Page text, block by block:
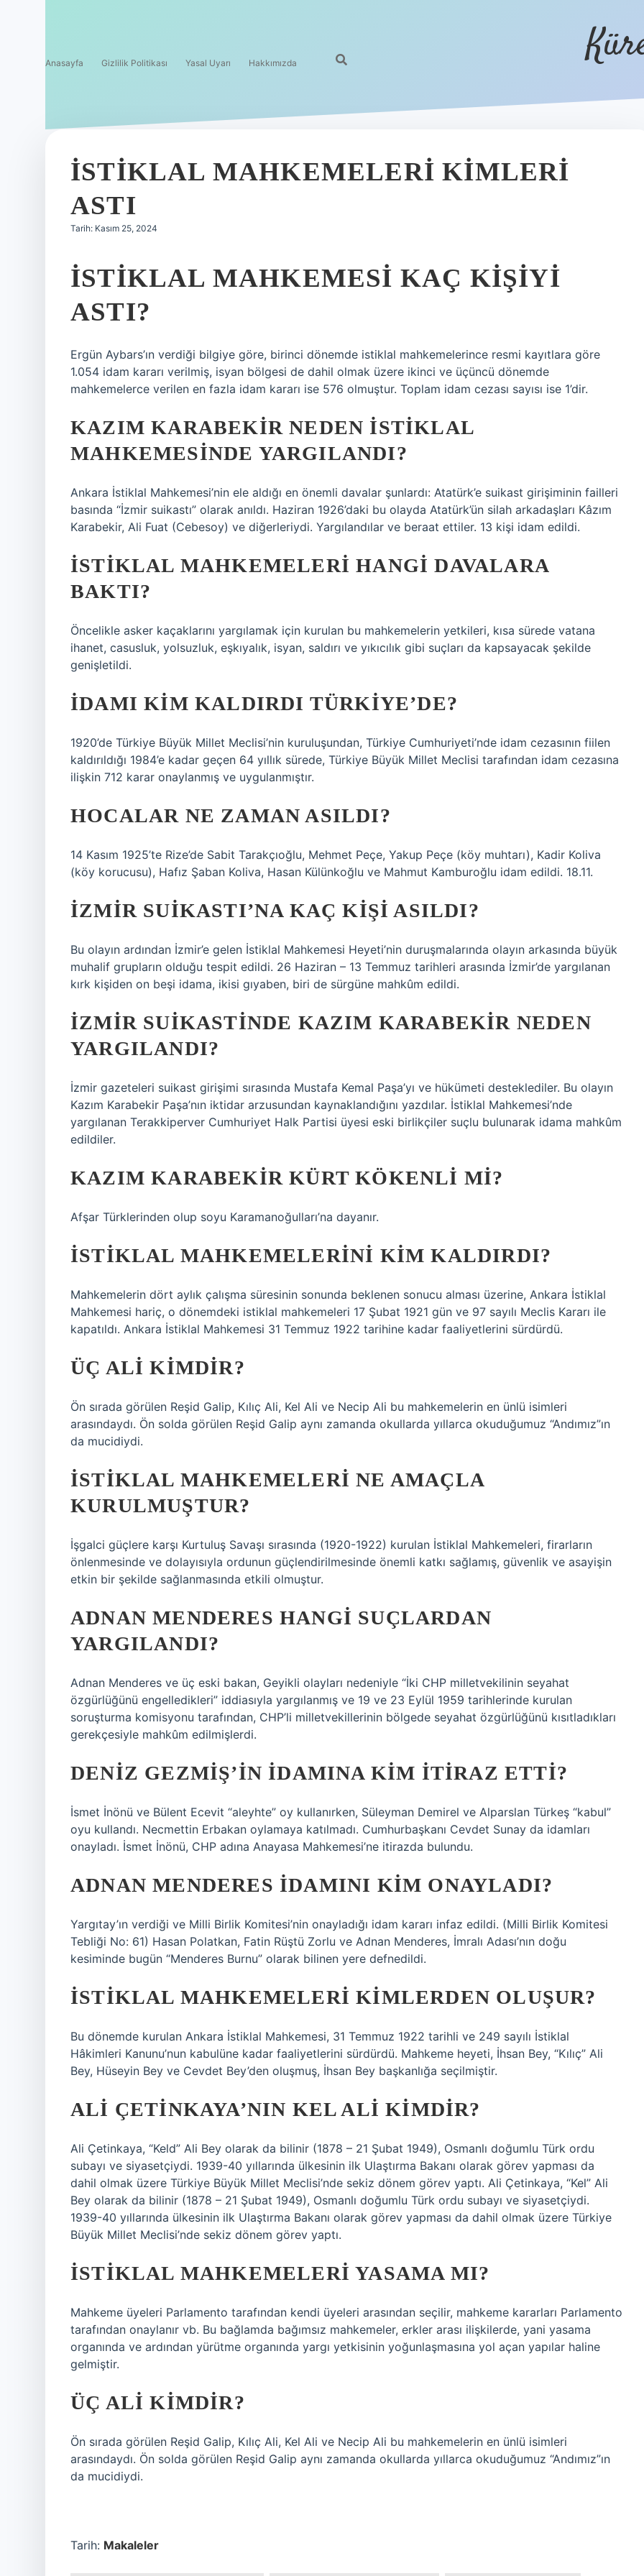
Anasayfa Gizlilik Politikası Yasal Uyarı Hakkımızda
İSTIKLAL MAHKEMELERI KIMLERI
ASTI
Tarih: Kasım 25, 2024
İSTIKLAL MAHKEMESI KAÇ KIŞIYI
ASTI?
Ergün Aybars’ın verdiği bilgiye göre, birinci dönemde istiklal mahkemelerince resmi kayıtlara göre
1.054 idam kararı verilmiş, isyan bölgesi de dahil olmak üzere ikinci ve üçüncü dönemde
mahkemelerce verilen en fazla idam kararı ise 576 olmuştur. Toplam idam cezası sayısı ise 1’dir.
KAZIM KARABEKIR NEDEN İSTIKLAL
MAHKEMESINDE YARGILANDI?
Ankara İstiklal Mahkemesi’nin ele aldığı en önemli davalar şunlardı: Atatürk’e suikast girişiminin failleri
basında “İzmir suikastı” olarak anıldı. Haziran 1926’daki bu olayda Atatürk’ün silah arkadaşları Kâzım
Karabekir, Ali Fuat (Cebesoy) ve diğerleriydi. Yargılandılar ve beraat ettiler. 13 kişi idam edildi.
İSTIKLAL MAHKEMELERI HANGI DAVALARA
BAKTI?
Öncelikle asker kaçaklarını yargılamak için kurulan bu mahkemelerin yetkileri, kısa sürede vatana
ihanet, casusluk, yolsuzluk, eşkıyalık, isyan, saldırı ve yıkıcılık gibi suçları da kapsayacak şekilde
genişletildi.
İDAMI KIM KALDIRDI TÜRKIYE’DE?
1920’de Türkiye Büyük Millet Meclisi’nin kuruluşundan, Türkiye Cumhuriyeti’nde idam cezasının fiilen
kaldırıldığı 1984’e kadar geçen 64 yıllık sürede, Türkiye Büyük Millet Meclisi tarafından idam cezasına
ilişkin 712 karar onaylanmış ve uygulanmıştır.
HOCALAR NE ZAMAN ASILDI?
14 Kasım 1925’te Rize’de Sabit Tarakçıoğlu, Mehmet Peçe, Yakup Peçe (köy muhtarı), Kadir Koliva
(köy korucusu), Hafız Şaban Koliva, Hasan Külünkoğlu ve Mahmut Kamburoğlu idam edildi. 18.11.
İZMIR SUIKASTI’NA KAÇ KIŞI ASILDI?
Bu olayın ardından İzmir’e gelen İstiklal Mahkemesi Heyeti’nin duruşmalarında olayın arkasında büyük
muhalif grupların olduğu tespit edildi. 26 Haziran – 13 Temmuz tarihleri ​​arasında İzmir’de yargılanan
kırk kişiden on beşi idama, ikisi gıyaben, biri de sürgüne mahkûm edildi.
İZMIR SUIKASTINDE KAZIM KARABEKIR NEDEN
YARGILANDI?
İzmir gazeteleri suikast girişimi sırasında Mustafa Kemal Paşa’yı ve hükümeti desteklediler. Bu olayın
Kazım Karabekir Paşa’nın iktidar arzusundan kaynaklandığını yazdılar. İstiklal Mahkemesi’nde
yargılanan Terakkiperver Cumhuriyet Halk Partisi üyesi eski birlikçiler suçlu bulunarak idama mahkûm
edildiler.
KAZIM KARABEKIR KÜRT KÖKENLI MI?
Afşar Türklerinden olup soyu Karamanoğulları’na dayanır.
İSTIKLAL MAHKEMELERINI KIM KALDIRDI?
Mahkemelerin dört aylık çalışma süresinin sonunda beklenen sonucu alması üzerine, Ankara İstiklal
Mahkemesi hariç, o dönemdeki istiklal mahkemeleri 17 Şubat 1921 gün ve 97 sayılı Meclis Kararı ile
kapatıldı. Ankara İstiklal Mahkemesi 31 Temmuz 1922 tarihine kadar faaliyetlerini sürdürdü.
ÜÇ ALI KIMDIR?
Ön sırada görülen Reşid Galip, Kılıç Ali, Kel Ali ve Necip Ali bu mahkemelerin en ünlü isimleri
arasındaydı. Ön solda görülen Reşid Galip aynı zamanda okullarda yıllarca okuduğumuz “Andımız”ın
da mucidiydi.
İSTIKLAL MAHKEMELERI NE AMAÇLA
KURULMUŞTUR?
İşgalci güçlere karşı Kurtuluş Savaşı sırasında (1920-1922) kurulan İstiklal Mahkemeleri, firarların
önlenmesinde ve dolayısıyla ordunun güçlendirilmesinde önemli katkı sağlamış, güvenlik ve asayişin
etkin bir şekilde sağlanmasında etkili olmuştur.
ADNAN MENDERES HANGI SUÇLARDAN
YARGILANDI?
Adnan Menderes ve üç eski bakan, Geyikli olayları nedeniyle “İki CHP milletvekilinin seyahat
özgürlüğünü engelledikleri” iddiasıyla yargılanmış ve 19 ve 23 Eylül 1959 tarihlerinde kurulan
soruşturma komisyonu tarafından, CHP’li milletvekillerinin bölgede seyahat özgürlüğünü kısıtladıkları
gerekçesiyle mahkûm edilmişlerdi.
DENIZ GEZMIŞ’IN IDAMINA KIM ITIRAZ ETTI?
İsmet İnönü ve Bülent Ecevit “aleyhte” oy kullanırken, Süleyman Demirel ve Alparslan Türkeş “kabul”
oyu kullandı. Necmettin Erbakan oylamaya katılmadı. Cumhurbaşkanı Cevdet Sunay da idamları
onayladı. İsmet İnönü, CHP adına Anayasa Mahkemesi’ne itirazda bulundu.
ADNAN MENDERES IDAMINI KIM ONAYLADI?
Yargıtay’ın verdiği ve Milli Birlik Komitesi’nin onayladığı idam kararı infaz edildi. (Milli Birlik Komitesi
Tebliği No: 61) Hasan Polatkan, Fatin Rüştü Zorlu ve Adnan Menderes, İmralı Adası’nın doğu
kesiminde bugün “Menderes Burnu” olarak bilinen yere defnedildi.
İSTIKLAL MAHKEMELERI KIMLERDEN OLUŞUR?
Bu dönemde kurulan Ankara İstiklal Mahkemesi, 31 Temmuz 1922 tarihli ve 249 sayılı İstiklal
Hâkimleri Kanunu’nun kabulüne kadar faaliyetlerini sürdürdü. Mahkeme heyeti, İhsan Bey, “Kılıç” Ali
Bey, Hüseyin Bey ve Cevdet Bey’den oluşmuş, İhsan Bey başkanlığa seçilmiştir.
ALI ÇETINKAYA’NIN KEL ALI KIMDIR?
Ali Çetinkaya, “Keld” Ali Bey olarak da bilinir (1878 – 21 Şubat 1949), Osmanlı doğumlu Türk ordu
subayı ve siyasetçiydi. 1939-40 yıllarında ülkesinin ilk Ulaştırma Bakanı olarak görev yapması da
dahil olmak üzere Türkiye Büyük Millet Meclisi’nde sekiz dönem görev yaptı. Ali Çetinkaya, “Kel” Ali
Bey olarak da bilinir (1878 – 21 Şubat 1949), Osmanlı doğumlu Türk ordu subayı ve siyasetçiydi.
1939-40 yıllarında ülkesinin ilk Ulaştırma Bakanı olarak görev yapması da dahil olmak üzere Türkiye
Büyük Millet Meclisi’nde sekiz dönem görev yaptı.
İSTIKLAL MAHKEMELERI YASAMA MI?
Mahkeme üyeleri Parlamento tarafından kendi üyeleri arasından seçilir, mahkeme kararları Parlamento
tarafından onaylanır vb. Bu bağlamda bağımsız mahkemeler, erkler arası ilişkilerde, yani yasama
organında ve ardından yürütme organında yargı yetkisinin yoğunlaşmasına yol açan yapılar haline
gelmiştir.
ÜÇ ALI KIMDIR?
Ön sırada görülen Reşid Galip, Kılıç Ali, Kel Ali ve Necip Ali bu mahkemelerin en ünlü isimleri
arasındaydı. Ön solda görülen Reşid Galip aynı zamanda okullarda yıllarca okuduğumuz “Andımız”ın
da mucidiydi.
Tarih: Makaleler